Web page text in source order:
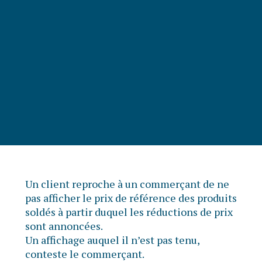
Un client reproche à un commerçant de ne
pas afficher le prix de référence des produits
soldés à partir duquel les réductions de prix
sont annoncées.
Un affichage auquel il n’est pas tenu,
conteste le commerçant.